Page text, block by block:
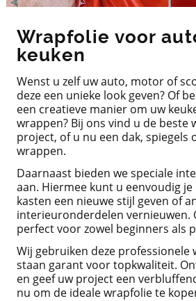
Wrapfolie voor
keuken
Wenst u zelf uw auto, motor of
deze een unieke look geven? Of
een creatieve manier om uw
wrappen? Bij ons vind u de beste
project, of u nu een dak, spiegels
wrappen.
Daarnaast bieden we speciale
aan. Hiermee kunt u eenvoudig
kasten een nieuwe stijl geven of
interieuronderdelen vernieuwen.
perfect voor zowel beginners als
Wij gebruiken deze professionele
staan garant voor topkwaliteit.
en geef uw project een
nu om de ideale wrapfolie te